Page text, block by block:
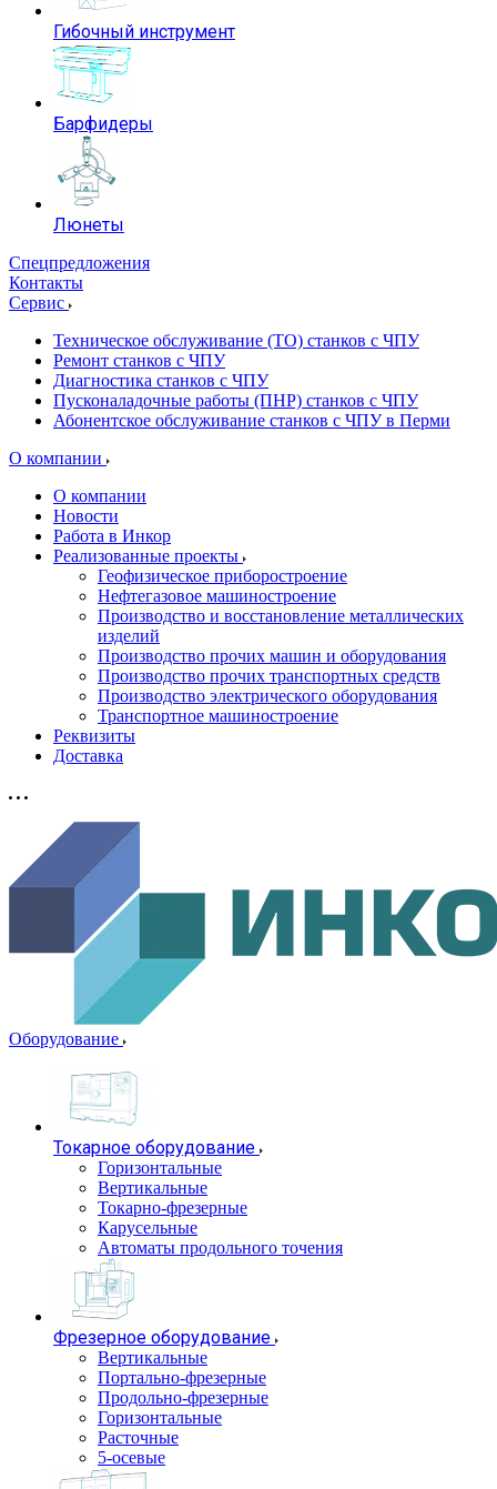
Гибочный инструмент
Барфидеры
Люнеты
Спецпредложения
Контакты
Сервис
Техническое обслуживание (ТО) станков с ЧПУ
Ремонт станков с ЧПУ
Диагностика станков с ЧПУ
Пусконаладочные работы (ПНР) станков с ЧПУ
Абонентское обслуживание станков с ЧПУ в Перми
О компании
О компании
Новости
Работа в Инкор
Реализованные проекты
Геофизическое приборостроение
Нефтегазовое машиностроение
Производство и восстановление металлических
изделий
Производство прочих машин и оборудования
Производство прочих транспортных средств
Производство электрического оборудования
Транспортное машиностроение
Реквизиты
Доставка
Оборудование
Токарное оборудование
Горизонтальные
Вертикальные
Токарно-фрезерные
Карусельные
Автоматы продольного точения
Фрезерное оборудование
Вертикальные
Портально-фрезерные
Продольно-фрезерные
Горизонтальные
Расточные
5-осевые